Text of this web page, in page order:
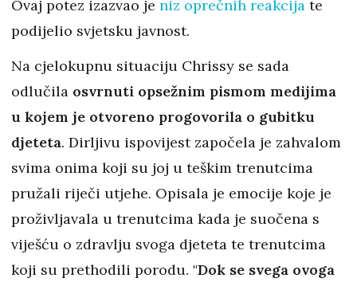
Ovaj potez izazvao je niz oprečnih reakcija te
podijelio svjetsku javnost.
Na cjelokupnu situaciju Chrissy se sada
odlučila osvrnuti opsežnim pismom medijima
u kojem je otvoreno progovorila o gubitku
djeteta. Dirljivu ispovijest započela je zahvalom
svima onima koji su joj u teškim trenutcima
pružali riječi utjehe. Opisala je emocije koje je
proživljavala u trenutcima kada je suočena s
viješću o zdravlju svoga djeteta te trenutcima
koji su prethodili porodu. "Dok se svega ovoga